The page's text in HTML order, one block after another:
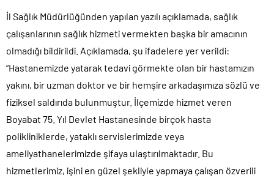
İl Sağlık Müdürlüğünden yapılan yazılı açıklamada, sağlık
çalışanlarının sağlık hizmeti vermekten başka bir amacının
olmadığı bildirildi. Açıklamada, şu ifadelere yer verildi:
“Hastanemizde yatarak tedavi görmekte olan bir hastamızın
yakını, bir uzman doktor ve bir hemşire arkadaşımıza sözlü ve
fiziksel saldırıda bulunmuştur. İlçemizde hizmet veren
Boyabat 75. Yıl Devlet Hastanesinde birçok hasta
polikliniklerde, yataklı servislerimizde veya
ameliyathanelerimizde şifaya ulaştırılmaktadır. Bu
hizmetlerimiz, işini en güzel şekliyle yapmaya çalışan özverili